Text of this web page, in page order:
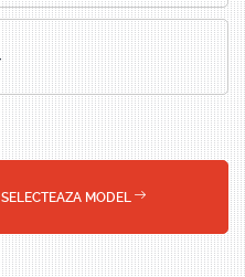
SELECTEAZA MODEL